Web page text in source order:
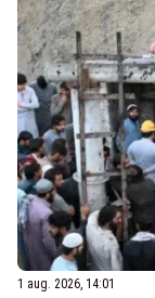
1 aug. 2026, 14:01